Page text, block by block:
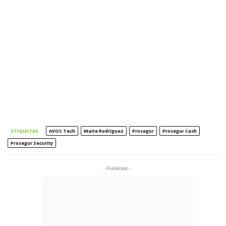
ETIQUETAS AVOS Tech Maite Rodríguez Prosegur
Prosegur Cash
Prosegur Security
- Publicitat -